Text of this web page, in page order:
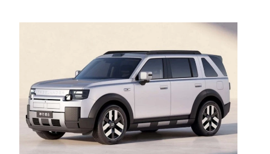
Συμβουλές
Χρηστικά
Συμβουλές